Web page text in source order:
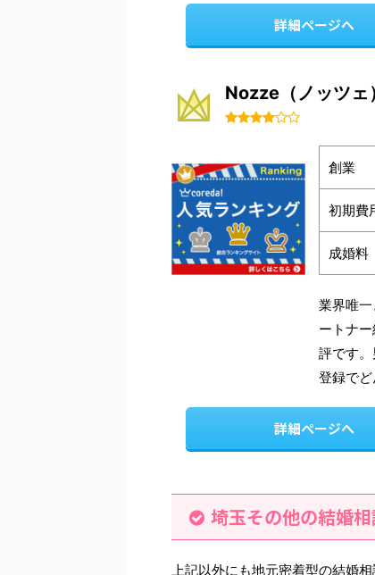
詳細ページへ
Nozze（ノッツェ
創業
初期費
成婚料
業界唯
ートナ
評です
登録で
詳細ページへ
埼玉その他の結婚
上記以外にも地元密着型の結婚相